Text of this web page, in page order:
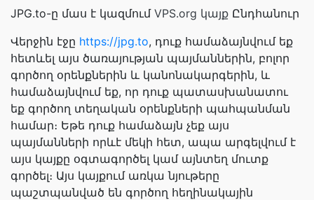
JPG.to-ը մաս է կազմում VPS.org կայք Ընդհանուր
Վերջին էջը https://jpg.to, դուք համաձայնվում եք
հետևել այս ծառայության պայմաններին, բոլոր
գործող օրենքներին և կանոնակարգերին, և
համաձայնվում եք, որ դուք պատասխանատու
եք գործող տեղական օրենքների պահպանման
համար։ Եթե դուք համաձայն չեք այս
պայմանների որևէ մեկի հետ, ապա արգելվում է
այս կայքը օգտագործել կամ այնտեղ մուտք
գործել։ Այս կայքում առկա նյութերը
պաշտպանված են գործող հեղինակային